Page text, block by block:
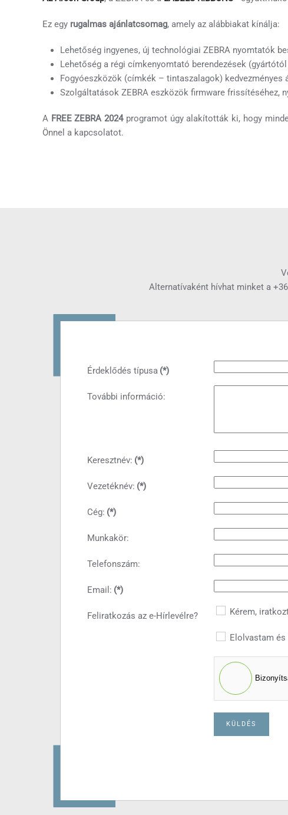
Ez egy rugalmas ajánlatcsomag, amely az alábbiakat kínálja:
Lehetőség ingyenes, új technológiai ZEBRA nyomtatók
Lehetőség a régi címkenyomtató berendezések
Fogyóeszközök (címkék – tintaszalagok)
Szolgáltatások ZEBRA eszközök firmware
A FREE ZEBRA 2024programot úgy alakították ki, hogy
Önnel a kapcsolatot.
Alternatívaként hívhat minket a
Érdeklődés típusa (*)
További információ:
Keresztnév: (*)
Vezetéknév: (*)
Cég: (*)
Munkakör:
Telefonszám:
Email: (*)
Feliratkozás az e-Hírlevélre? Kérem,
Elolvastam
KÜLDÉS